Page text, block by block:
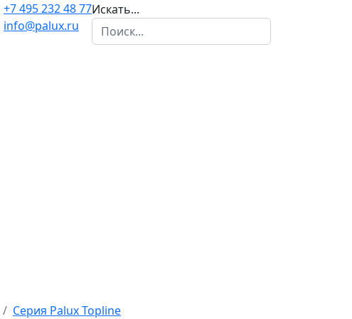
+7 495 232 48 77
info@palux.ru
Искать...
Серия Palux Topline